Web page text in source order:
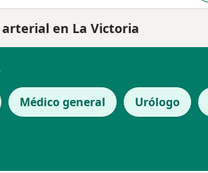
en La Victoria
Médico general Urólogo